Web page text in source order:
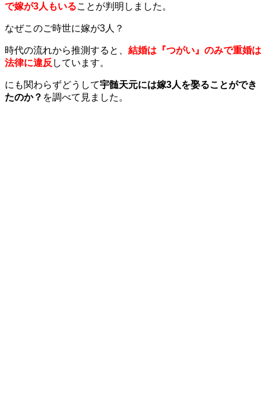
で嫁が3人もいることが判明しました。
なぜこのご時世に嫁が3人？
時代の流れから推測すると、 結婚は『つがい』のみで重婚は
法律に違反 しています。
にも関わらずどうして宇髄天元には嫁3人を娶ることができ
たのか？ を調べて見ました。